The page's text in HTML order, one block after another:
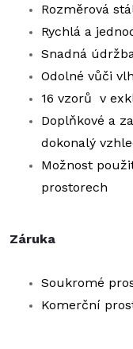
Rozměrová
Rychlá a
Snadná
Odolné vůči
16 vzorů v
Doplňkové a
dokonalý
Možnost
prostorech
Záruka
Soukromé
Komerční